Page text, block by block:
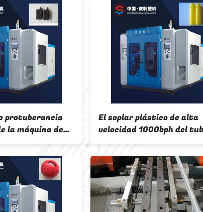
El soplar plástico de alta
velocidad 1000bph del tubo del
HDPE de la máquina plástica del
moldeo por insuflación de aire
comprimido
5l PP